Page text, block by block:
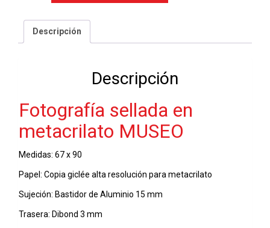
metacrilato
MUSEO
11-
2022
Descripción
Descripción
Fotografía sellada en
metacrilato MUSEO
Medidas: 67 x 90
Papel: Copia giclée alta resolución para metacrilato
Sujeción: Bastidor de Aluminio 15 mm
Trasera: Dibond 3 mm